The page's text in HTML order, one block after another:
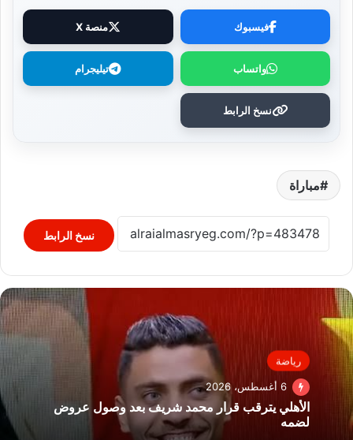
فيسبوك منصة X
واتساب تيليجرام
نسخ الرابط
مباراة
نسخ الرابط
رياضة
6 أغسطس، 2026
الأهلي يترقب قرار محمد شريف بعد وصول عروض
لضمه